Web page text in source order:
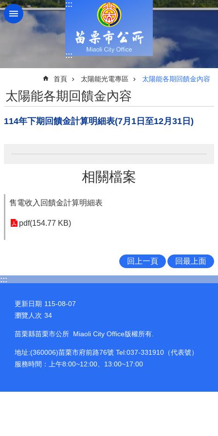
跳到主要內容區塊
:::
:::
首頁 太陽能光電專區 太陽能各期回饋金內容
太陽能各期回饋金內容
114年下期回饋金計算明細表(7月1日至12月31日)
相關檔案
售電收入回饋金計算明細表
pdf(154.77 KB)
回上一頁 回最上面
:::
更新日期 115-08-07
瀏覽人次 34
苗栗縣苗栗市公所 Miaoli City Office版權所有.
地址:(360006)苗栗市府前路76號 Tel:037-331910（代表號）
服務時間：上午8:00~12:00、13:00~17:00